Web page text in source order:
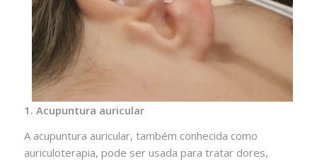
1. Acupuntura auricular
A acupuntura auricular, também conhecida como
auriculoterapia, pode ser usada para tratar dores,